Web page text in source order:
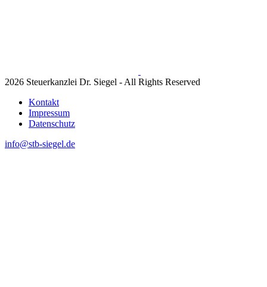
2026 Steuerkanzlei Dr. Siegel - All Rights Reserved
Kontakt
Impressum
Datenschutz
info@stb-siegel.de